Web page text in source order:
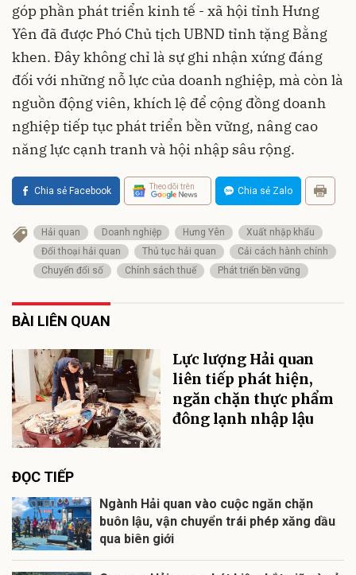
góp phần phát triển kinh tế - xã hội tỉnh Hưng
Yên đã được Phó Chủ tịch UBND tỉnh tặng Bằng
khen. Đây không chỉ là sự ghi nhận xứng đáng
đối với những nỗ lực của doanh nghiệp, mà còn là
nguồn động viên, khích lệ để cộng đồng doanh
nghiệp tiếp tục phát triển bền vững, nâng cao
năng lực cạnh tranh và hội nhập sâu rộng.
Chia sẻ Facebook Theo dõi trên Chia sẻ Zalo
Hải quan Doanh nghiệp Hưng Yên
Xuất nhập khẩu
Đối thoại hải quan
Thủ tục hải quan
Cải cách hành chính
Chuyển đổi số
Chính sách thuế Phát triển bền vững
BÀI LIÊN QUAN
Lực lượng Hải quan
liên tiếp phát hiện,
ngăn chặn thực phẩm
đông lạnh nhập lậu
ĐỌC TIẾP
Ngành Hải quan vào cuộc ngăn chặn
buôn lậu, vận chuyển trái phép xăng dầu
qua biên giới